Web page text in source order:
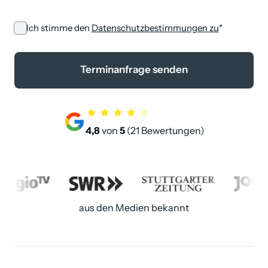
Ich stimme den Datenschutzbestimmungen zu(opens in
*
Terminanfrage senden
4,8 von 5 (21 Bewertungen)
aus den Medien bekannt